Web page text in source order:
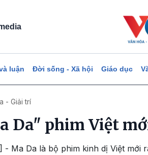
luận Đời sống - Xã hội Giáo dục
- Giải trí
Da" phim Việt
- Ma Da là bộ phim kinh dị Việt